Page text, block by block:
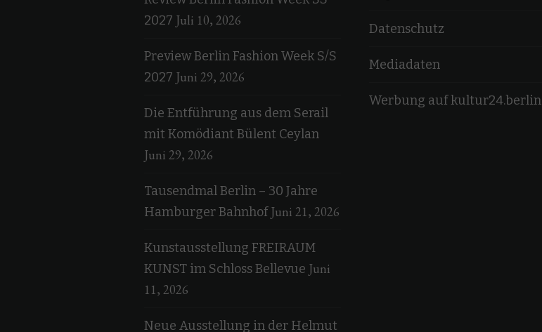
2027 Juli 10, 2026
Preview Berlin Fashion Week S/S
2027 Juni 29, 2026
Die Entführung aus dem Serail
mit Komödiant Bülent Ceylan
Juni 29, 2026
Tausendmal Berlin – 30 Jahre
Hamburger Bahnhof Juni 21, 2026
Kunstausstellung FREIRAUM
KUNST im Schloss Bellevue Juni
11, 2026
Neue Ausstellung in der Helmut
Datenschutz
Mediadaten
Werbung auf kultur24.berlin